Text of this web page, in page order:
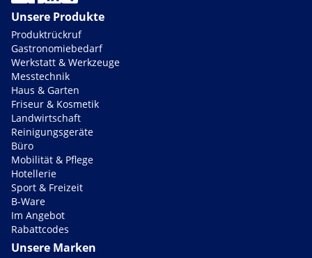
Unsere Produkte
Produktrückruf
Gastronomiebedarf
Werkstatt & Werkzeuge
Messtechnik
Haus & Garten
Friseur & Kosmetik
Landwirtschaft
Reinigungsgeräte
Büro
Mobilität & Pflege
Hotellerie
Sport & Freizeit
B-Ware
Im Angebot
Rabattcodes
Unsere Marken